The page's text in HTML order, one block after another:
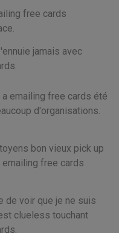
free cards
jamais avec
emailing free cards été
d'organisations.
bon vieux pick up
free cards
de voir que je ne suis
clueless touchant